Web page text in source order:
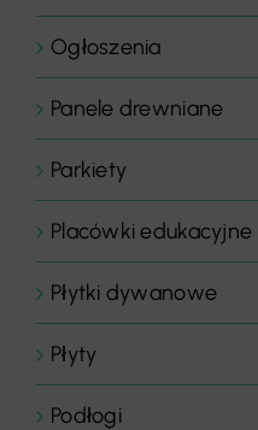
Ogłoszenia
Panele drewniane
Parkiety
Placówki edukacyjne
Płytki dywanowe
Płyty
Podłogi